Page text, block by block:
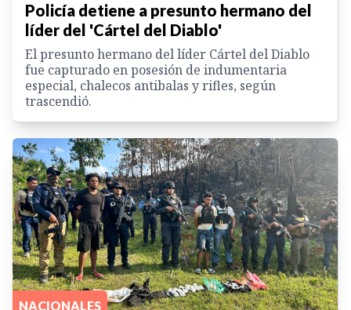
Policía detiene a presunto hermano del
líder del 'Cártel del Diablo'
El presunto hermano del líder Cártel del Diablo
fue capturado en posesión de indumentaria
especial, chalecos antibalas y rifles, según
trascendió.
NACIONALES